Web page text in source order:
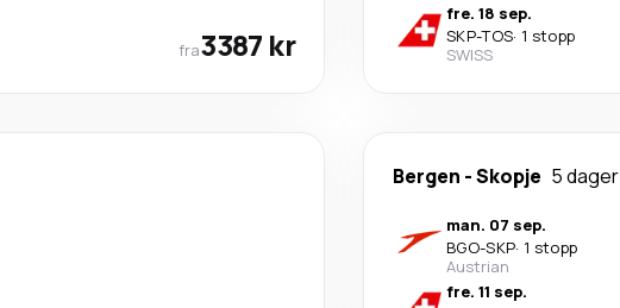
fra3387 kr
fre. 18 sep.
SKP-TOS· 1 stopp
SWISS
Bergen -Skopje 5 dager
man. 07 sep.
BGO-SKP· 1 stopp
Austrian
fre. 11 sep.